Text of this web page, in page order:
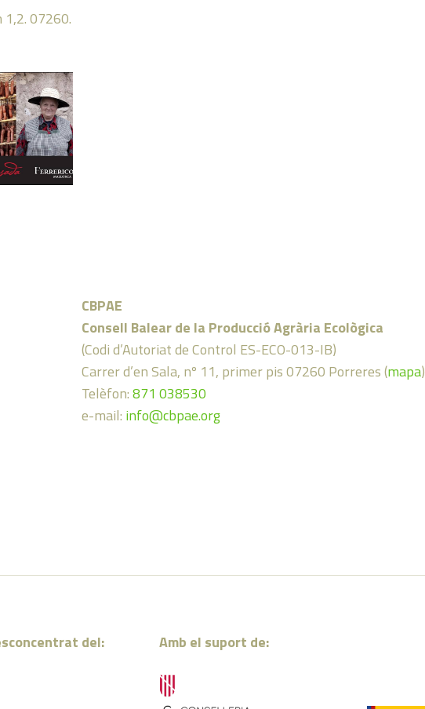
1,2. 07260.
bodega
CBPAE
Consell Balear de la Producció Agrària Ecològica
(Codi d’Autoriat de Control ES-ECO-013-IB)
Carrer d’en Sala, nº 11, primer pis 07260 Porreres (mapa)
Telèfon:871 038530
e-mail: info@cbpae.org
del: Amb el suport de: